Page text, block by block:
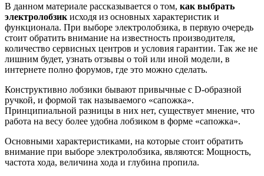
В данном материале рассказывается о том, как выбрать
электролобзик исходя из основных характеристик и
функционала. При выборе электролобзика, в первую очередь
стоит обратить внимание на известность производителя,
количество сервисных центров и условия гарантии. Так же не
лишним будет, узнать отзывы о той или иной модели, в
интернете полно форумов, где это можно сделать.
Конструктивно лобзики бывают привычные с D-образной
ручкой, и формой так называемого «сапожка».
Принципиальной разницы в них нет, существует мнение, что
работа на весу более удобна лобзиком в форме «сапожка».
Основными характеристиками, на которые стоит обратить
внимание при выборе электролобзика, являются: Мощность,
частота хода, величина хода и глубина пропила.